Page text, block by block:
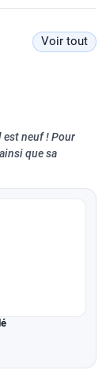
Voir tout
neuf ! Pour
que sa